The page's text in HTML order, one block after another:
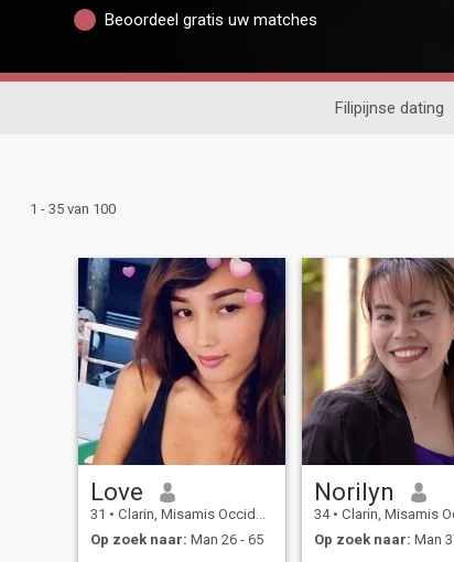
Beoordeel gratis uw matches
Filipijnse dating
1 - 35 van 100
Love
31 • Clarin, Misamis Occidental, Filipijnen
Op zoek naar: Man 26 - 65
Norilyn
34 • Clarin, Misamis Occidental,
Op zoek naar: Man